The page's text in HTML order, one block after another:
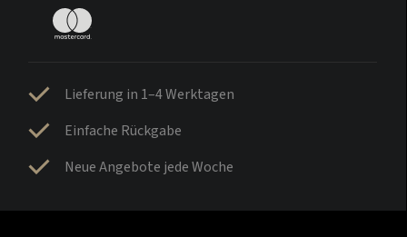
Lieferung in 1–4 Werktagen
Einfache Rückgabe
Neue Angebote jede Woche